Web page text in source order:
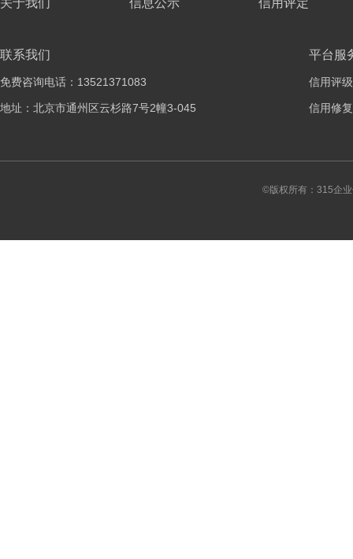
关于我们 信息公示 信用评定
联系我们
免费咨询电话：13521371083
地址：北京市通州区云杉路7号2幢3-045
平台服
信用评级
信用修复
©版权所有：315企